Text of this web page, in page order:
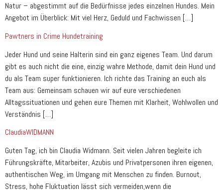
Natur – abgestimmt auf die Bedürfnisse jedes einzelnen Hundes. Mein
Angebot im Überblick: Mit viel Herz, Geduld und Fachwissen […]
Pawtners in Crime Hundetraining
Jeder Hund und seine Halterin sind ein ganz eigenes Team. Und darum
gibt es auch nicht die eine, einzig wahre Methode, damit dein Hund und
du als Team super funktionieren. Ich richte das Training an euch als
Team aus: Gemeinsam schauen wir auf eure verschiedenen
Alltagssituationen und gehen eure Themen mit Klarheit, Wohlwollen und
Verständnis […]
ClaudiaWIDMANN
Guten Tag, ich bin Claudia Widmann. Seit vielen Jahren begleite ich
Führungskräfte, Mitarbeiter, Azubis und Privatpersonen ihren eigenen,
authentischen Weg, im Umgang mit Menschen zu finden. Burnout,
Stress, hohe Fluktuation lässt sich vermeiden,wenn die